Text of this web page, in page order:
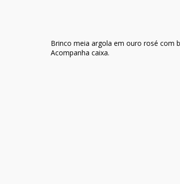
Brinco meia argola em ouro rosé com
Acompanha caixa.